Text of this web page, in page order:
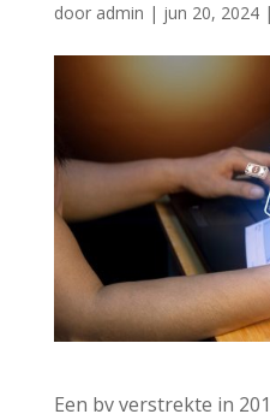
door admin | jun 20, 2024|
Een bv verstrekte in